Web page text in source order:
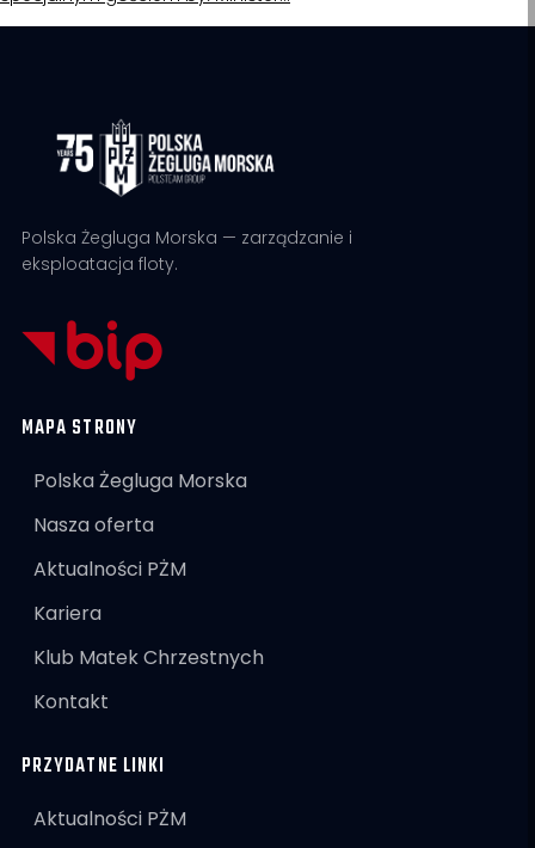
Polska Żegluga Morska — zarządzanie i
eksploatacja floty.
MAPA STRONY
Polska Żegluga Morska
Nasza oferta
Aktualności PŻM
Kariera
Klub Matek Chrzestnych
Kontakt
PRZYDATNE LINKI
Aktualności PŻM